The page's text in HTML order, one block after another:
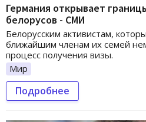
Германия открывает
белорусов - СМИ
Белорусским активистам,
ближайшим членам их семей
процесс получения визы.
Мир
Подробнее